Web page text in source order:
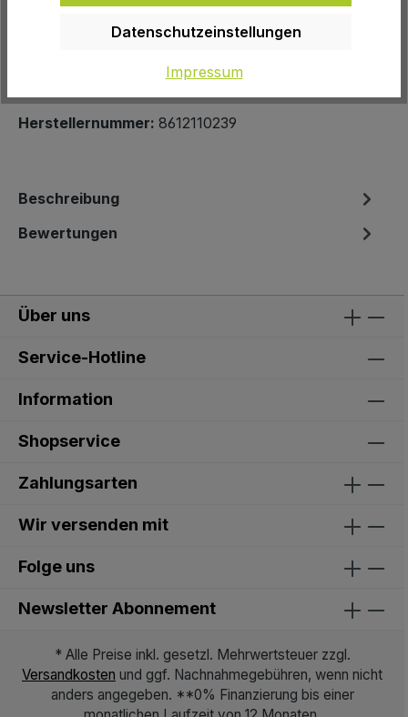
Zur Wunschliste hinzufügen
Herstellernummer: 8612110239
Beschreibung
Bewertungen
Über uns
Service-Hotline
Information
Shopservice
Zahlungsarten
Wir versenden mit
Folge uns
Newsletter Abonnement
* Alle Preise inkl. gesetzl. Mehrwertsteuer zzgl.
Versandkosten und ggf. Nachnahmegebühren, wenn nicht
anders angegeben. **0% Finanzierung bis einer
Datenschutzeinstellungen
Impressum